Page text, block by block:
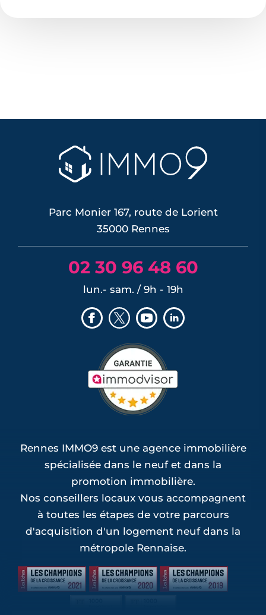
Parc Monier 167, route de Lorient
35000 Rennes
02 30 96 48 60
lun.- sam. / 9h - 19h
Rennes IMMO9 est une agence immobilière
spécialisée dans le neuf et dans la
promotion immobilière.
Nos conseillers locaux vous accompagnent
à toutes les étapes de votre parcours
d'acquisition d'un logement neuf dans la
métropole Rennaise.